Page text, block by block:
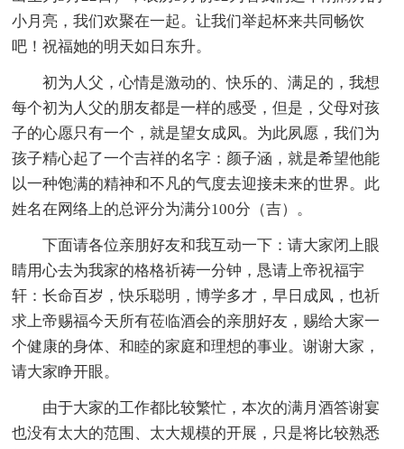
小月亮，我们欢聚在一起。让我们举起杯来共同畅饮
吧！祝福她的明天如日东升。
初为人父，心情是激动的、快乐的、满足的，我想
每个初为人父的朋友都是一样的感受，但是，父母对孩
子的心愿只有一个，就是望女成凤。为此夙愿，我们为
孩子精心起了一个吉祥的名字：颜子涵，就是希望他能
以一种饱满的精神和不凡的气度去迎接未来的世界。此
姓名在网络上的总评分为满分100分（吉）。
下面请各位亲朋好友和我互动一下：请大家闭上眼
睛用心去为我家的格格祈祷一分钟，恳请上帝祝福宇
轩：长命百岁，快乐聪明，博学多才，早日成凤，也祈
求上帝赐福今天所有莅临酒会的亲朋好友，赐给大家一
个健康的身体、和睦的家庭和理想的事业。谢谢大家，
请大家睁开眼。
由于大家的工作都比较繁忙，本次的满月酒答谢宴
也没有太大的范围、太大规模的开展，只是将比较熟悉